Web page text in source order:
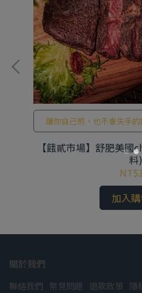
讓你自己煎，也不會失手
人森
【餓貳市場】舒肥美
料)
加入
關於我們
聯絡我們 常見問題 退款政策 隱